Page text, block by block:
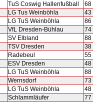
TuS Coswig Hallenfußball
68
LG Tus Weinböhla
43
LG TuS Weinböhla
86
VfL Dresden-Bühlau
74
SV Elbland
88
TSV Dresden
38
Radebeul
55
ESV Dresden
48
LG TuS Weinböhla
88
Wernsdorf
73
LG TuS Weinböhla
48
Schlammläufer
77